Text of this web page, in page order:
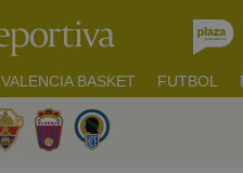
VALENCIA BASKET FUTBOL